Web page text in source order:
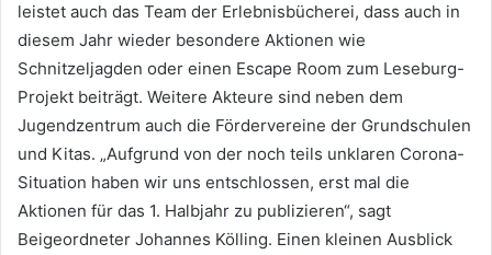
leistet auch das Team der Erlebnisbücherei, dass auch in
diesem Jahr wieder besondere Aktionen wie
Schnitzeljagden oder einen Escape Room zum Leseburg-
Projekt beiträgt. Weitere Akteure sind neben dem
Jugendzentrum auch die Fördervereine der Grundschulen
und Kitas. „Aufgrund von der noch teils unklaren Corona-
Situation haben wir uns entschlossen, erst mal die
Aktionen für das 1. Halbjahr zu publizieren“, sagt
Beigeordneter Johannes Kölling. Einen kleinen Ausblick